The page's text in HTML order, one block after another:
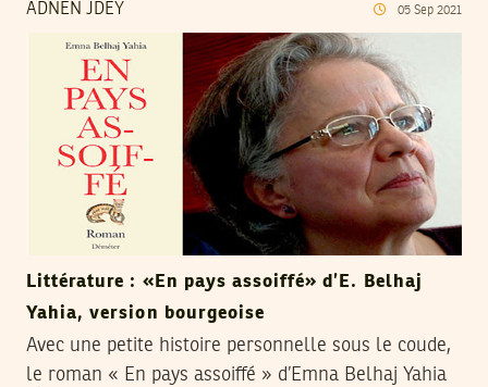
ADNEN JDEY 05 Sep 2021
Littérature : «En pays assoiffé» d’E. Belhaj
Yahia, version bourgeoise
Avec une petite histoire personnelle sous le coude,
le roman « En pays assoiffé » d’Emna Belhaj Yahia